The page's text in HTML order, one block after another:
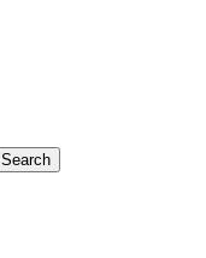
Search